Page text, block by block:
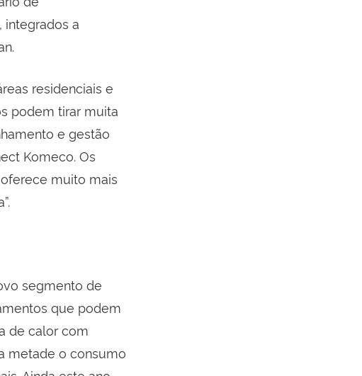
a
residenciais e
podem tirar muita
e gestão
Komeco. Os
muito mais
segmento de
que podem
de calor com
metade o consumo